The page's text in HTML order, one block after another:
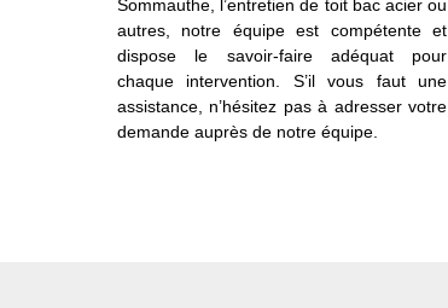
Sommauthe, l’entretien de toit bac acier ou
autres, notre équipe est compétente et
dispose le savoir-faire adéquat pour
chaque intervention. S’il vous faut une
assistance, n’hésitez pas à adresser votre
demande auprès de notre équipe.